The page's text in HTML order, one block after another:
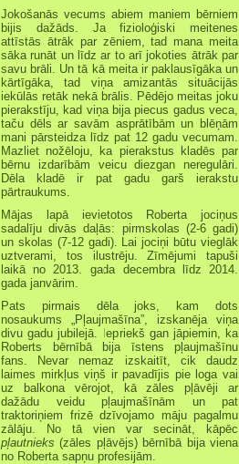
Jokošanās vecums abiem maniem bērniem
bijis dažāds. Ja fizioloģiski meitenes
attīstās ātrāk par zēniem, tad mana meita
sāka runāt un līdz ar to arī jokoties ātrāk par
savu brāli. Un tā kā meita ir paklausīgāka un
kārtīgāka, tad viņa amizantās situācijās
iekūlās retāk nekā brālis. Pēdējo meitas joku
pierakstīju, kad viņa bija piecus gadus veca,
taču dēls ar savām asprātībām un blēņām
mani pārsteidza līdz pat 12 gadu vecumam.
Mazliet nožēloju, ka pierakstus kladēs par
bērnu izdarībām veicu diezgan neregulāri.
Dēla kladē ir pat gadu garš ierakstu
pārtraukums.
Mājas lapā ievietotos Roberta jociņus
sadalīju divās daļās: pirmskolas (2-6 gadi)
un skolas (7-12 gadi). Lai jociņi būtu vieglāk
uztverami, tos ilustrēju. Zīmējumi tapuši
laikā no 2013. gada decembra līdz 2014.
gada janvārim.
Pats pirmais dēla joks, kam dots
nosaukums „Pļaujmašīna”, izskanēja viņa
divu gadu jubilejā. Iepriekš gan jāpiemin, ka
Roberts bērnībā bija īstens pļaujmašīnu
fans. Nevar nemaz izskaitīt, cik daudz
laimes mirkļus viņš ir pavadījis pie loga vai
uz balkona vērojot, kā zāles pļāvēji ar
dažādu veidu pļaujmašīnām un pat
traktoriņiem frizē dzīvojamo māju pagalmu
zālāju. No tā vien var secināt, kāpēc
pļautnieks (zāles pļāvējs) bērnībā bija viena
no Roberta sapņu profesijām.